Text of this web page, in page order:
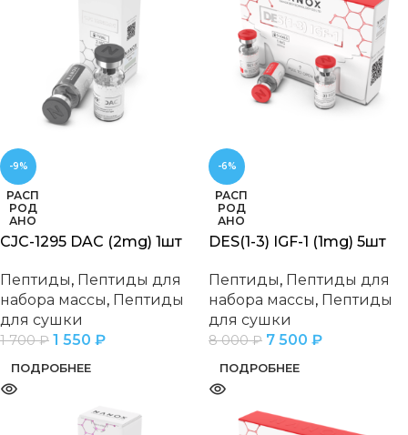
-9%
РАСП
РОД
АНО
CJC-1295 DAC (2mg) 1шт
Пептиды, Пептиды для
набора массы, Пептиды
для сушки
1 700₽ 1 550 ₽
ПОДРОБНЕЕ
-6%
РАСП
РОД
АНО
DES(1-3) IGF-1 (1mg) 5шт
Пептиды, Пептиды для
набора массы, Пептиды
для сушки
8 000₽ 7 500 ₽
ПОДРОБНЕЕ